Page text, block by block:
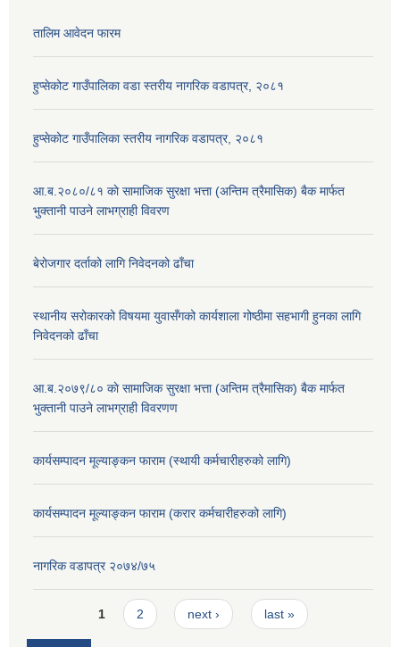
तालिम आवेदन फारम
हुप्सेकोट गाउँपालिका वडा स्तरीय नागरिक वडापत्र, २०८१
हुप्सेकोट गाउँपालिका स्तरीय नागरिक वडापत्र, २०८१
आ.ब.२०८०/८१ काे सामाजिक सुरक्षा भत्ता (अन्तिम त्रैमासिक) बैक मार्फत
भुक्तानी पाउने लाभग्राही विवरण
बेरोजगार दर्ताको लागि निवेदनको ढाँचा
स्थानीय सरोकारको विषयमा युवासँगको कार्यशाला गोष्ठीमा सहभागी हुनका लागि
निवेदनको ढाँचा
आ.ब.२०७९/८० काे सामाजिक सुरक्षा भत्ता (अन्तिम त्रैमासिक) बैक मार्फत
भुक्तानी पाउने लाभग्राही विवरणण
कार्यसम्पादन मूल्याङ्कन फाराम (स्थायी कर्मचारीहरुको लागि)
कार्यसम्पादन मूल्याङ्कन फाराम (करार कर्मचारीहरुको लागि)
नागरिक वडापत्र २०७४/७५
Pages1 2 next › last »